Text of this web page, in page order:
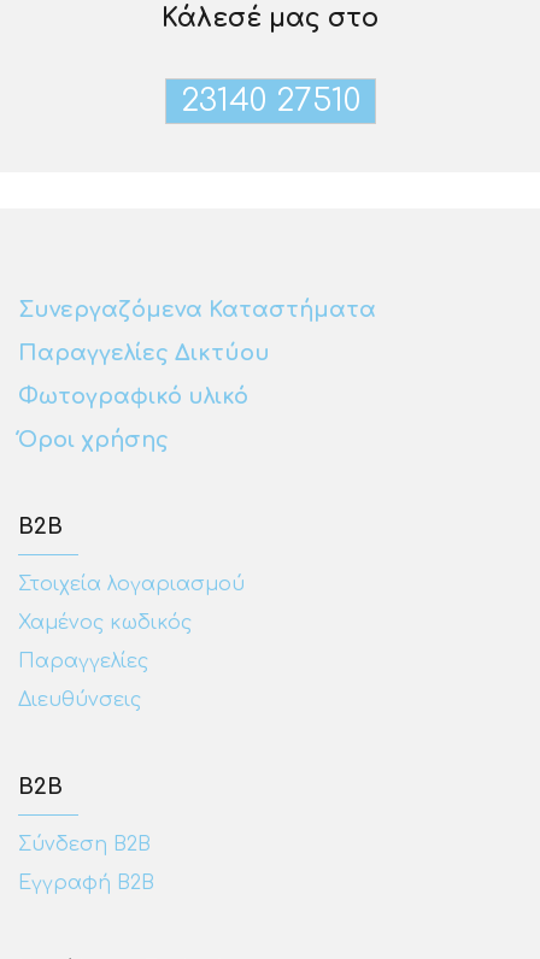
Κάλεσέ μας στο
23140 27510
Συνεργαζόμενα Καταστήματα
Παραγγελίες Δικτύου
Φωτογραφικό υλικό
Όροι χρήσης
Β2Β
Στοιχεία λογαριασμού
Χαμένος κωδικός
Παραγγελίες
Διευθύνσεις
Β2Β
Σύνδεση Β2Β
Εγγραφή Β2Β